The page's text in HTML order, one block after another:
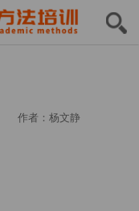
作者：杨文静